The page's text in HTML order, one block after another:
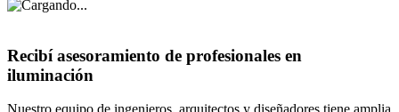
Recibí asesoramiento de profesionales en
iluminación